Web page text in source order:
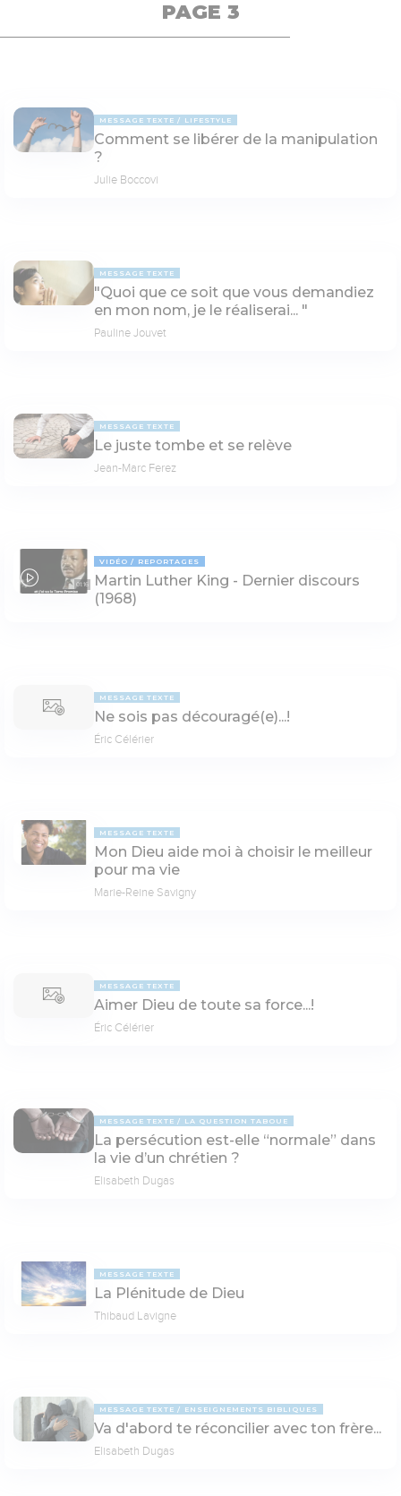
PAGE 3
MESSAGE TEXTE LIFESTYLE
Comment se libérer de la manipulation
?
Julie Boccovi
MESSAGE TEXTE
"Quoi que ce soit que vous demandiez
en mon nom, je le réaliserai... "
Pauline Jouvet
MESSAGE TEXTE
Le juste tombe et se relève
Jean-Marc Ferez
01:16
VIDÉO REPORTAGES
Martin Luther King - Dernier discours
(1968)
MESSAGE TEXTE
Ne sois pas découragé(e)...!
Éric Célérier
MESSAGE TEXTE
Mon Dieu aide moi à choisir le meilleur
pour ma vie
Marie-Reine Savigny
MESSAGE TEXTE
Aimer Dieu de toute sa force...!
Éric Célérier
MESSAGE TEXTE LA QUESTION TABOUE
La persécution est-elle “normale” dans
la vie d’un chrétien ?
Elisabeth Dugas
MESSAGE TEXTE
La Plénitude de Dieu
Thibaud Lavigne
MESSAGE TEXTE ENSEIGNEMENTS BIBLIQUES
Va d'abord te réconcilier avec ton frère...
Elisabeth Dugas